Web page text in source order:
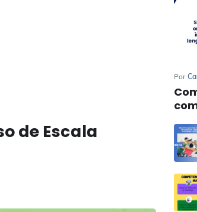
de Escala
Por